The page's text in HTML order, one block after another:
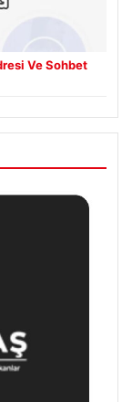
Ve Sohbet